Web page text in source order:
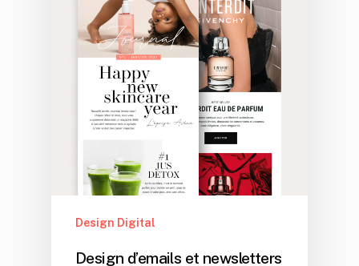
Design Digital
Design d’emails et newsletters